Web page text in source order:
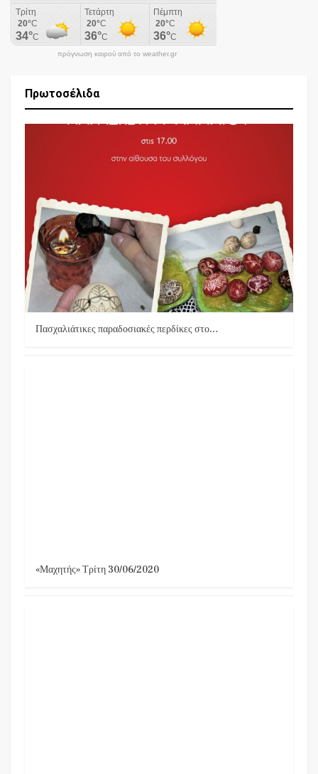
πρόγνωση καιρού από το weather.gr
Πρωτοσέλιδα
Πασχαλιάτικες παραδοσιακές περδίκες στο…
«Μαχητής» Τρίτη 30/06/2020